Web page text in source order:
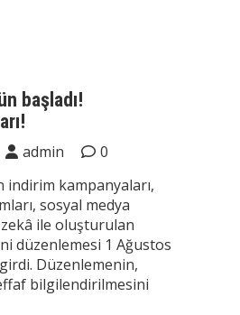
başladı!
admin
0
indirim kampanyaları,
sosyal medya
ile oluşturulan
düzenlemesi 1 Ağustos
Düzenlemenin,
bilgilendirilmesini